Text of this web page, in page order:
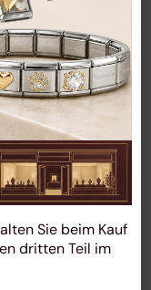
individuell und
Sie beim Kauf
dritten Teil im